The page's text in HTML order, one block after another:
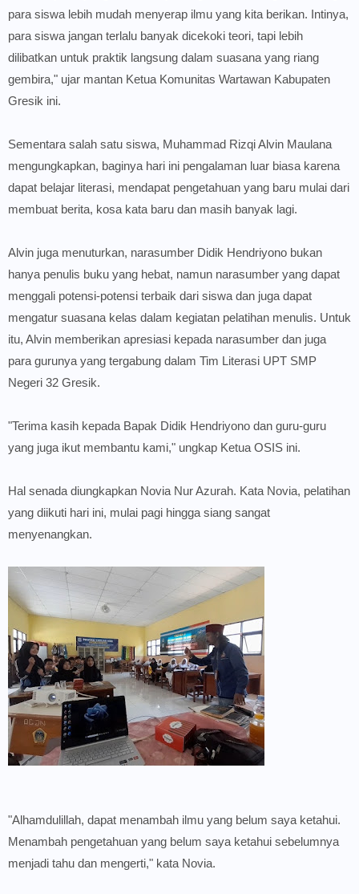
para siswa lebih mudah menyerap ilmu yang kita berikan. Intinya,
para siswa jangan terlalu banyak dicekoki teori, tapi lebih
dilibatkan untuk praktik langsung dalam suasana yang riang
gembira," ujar mantan Ketua Komunitas Wartawan Kabupaten
Gresik ini.
Sementara salah satu siswa, Muhammad Rizqi Alvin Maulana
mengungkapkan, baginya hari ini pengalaman luar biasa karena
dapat belajar literasi, mendapat pengetahuan yang baru mulai dari
membuat berita, kosa kata baru dan masih banyak lagi.
Alvin juga menuturkan, narasumber Didik Hendriyono bukan
hanya penulis buku yang hebat, namun narasumber yang dapat
menggali potensi-potensi terbaik dari siswa dan juga dapat
mengatur suasana kelas dalam kegiatan pelatihan menulis. Untuk
itu, Alvin memberikan apresiasi kepada narasumber dan juga
para gurunya yang tergabung dalam Tim Literasi UPT SMP
Negeri 32 Gresik.
"Terima kasih kepada Bapak Didik Hendriyono dan guru-guru
yang juga ikut membantu kami," ungkap Ketua OSIS ini.
Hal senada diungkapkan Novia Nur Azurah. Kata Novia, pelatihan
yang diikuti hari ini, mulai pagi hingga siang sangat
menyenangkan.
"Alhamdulillah, dapat menambah ilmu yang belum saya ketahui.
Menambah pengetahuan yang belum saya ketahui sebelumnya
menjadi tahu dan mengerti," kata Novia.